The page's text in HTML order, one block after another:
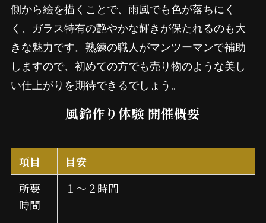
側から絵を描くことで、雨風でも色が落ちにく
く、ガラス特有の艶やかな輝きが保たれるのも大
きな魅力です。熟練の職人がマンツーマンで補助
しますので、初めての方でも売り物のような美し
い仕上がりを期待できるでしょう。
風鈴作り体験 開催概要
項目
目安
所要
時間
１～２時間